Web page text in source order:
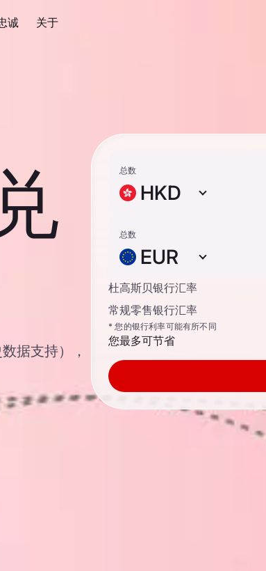
诚 关于
据支持），
总数
HKD
总数
EUR
杜高斯贝银行汇率
常规零售银行汇率
* 您的银行利率可能有所不同
您最多可节省